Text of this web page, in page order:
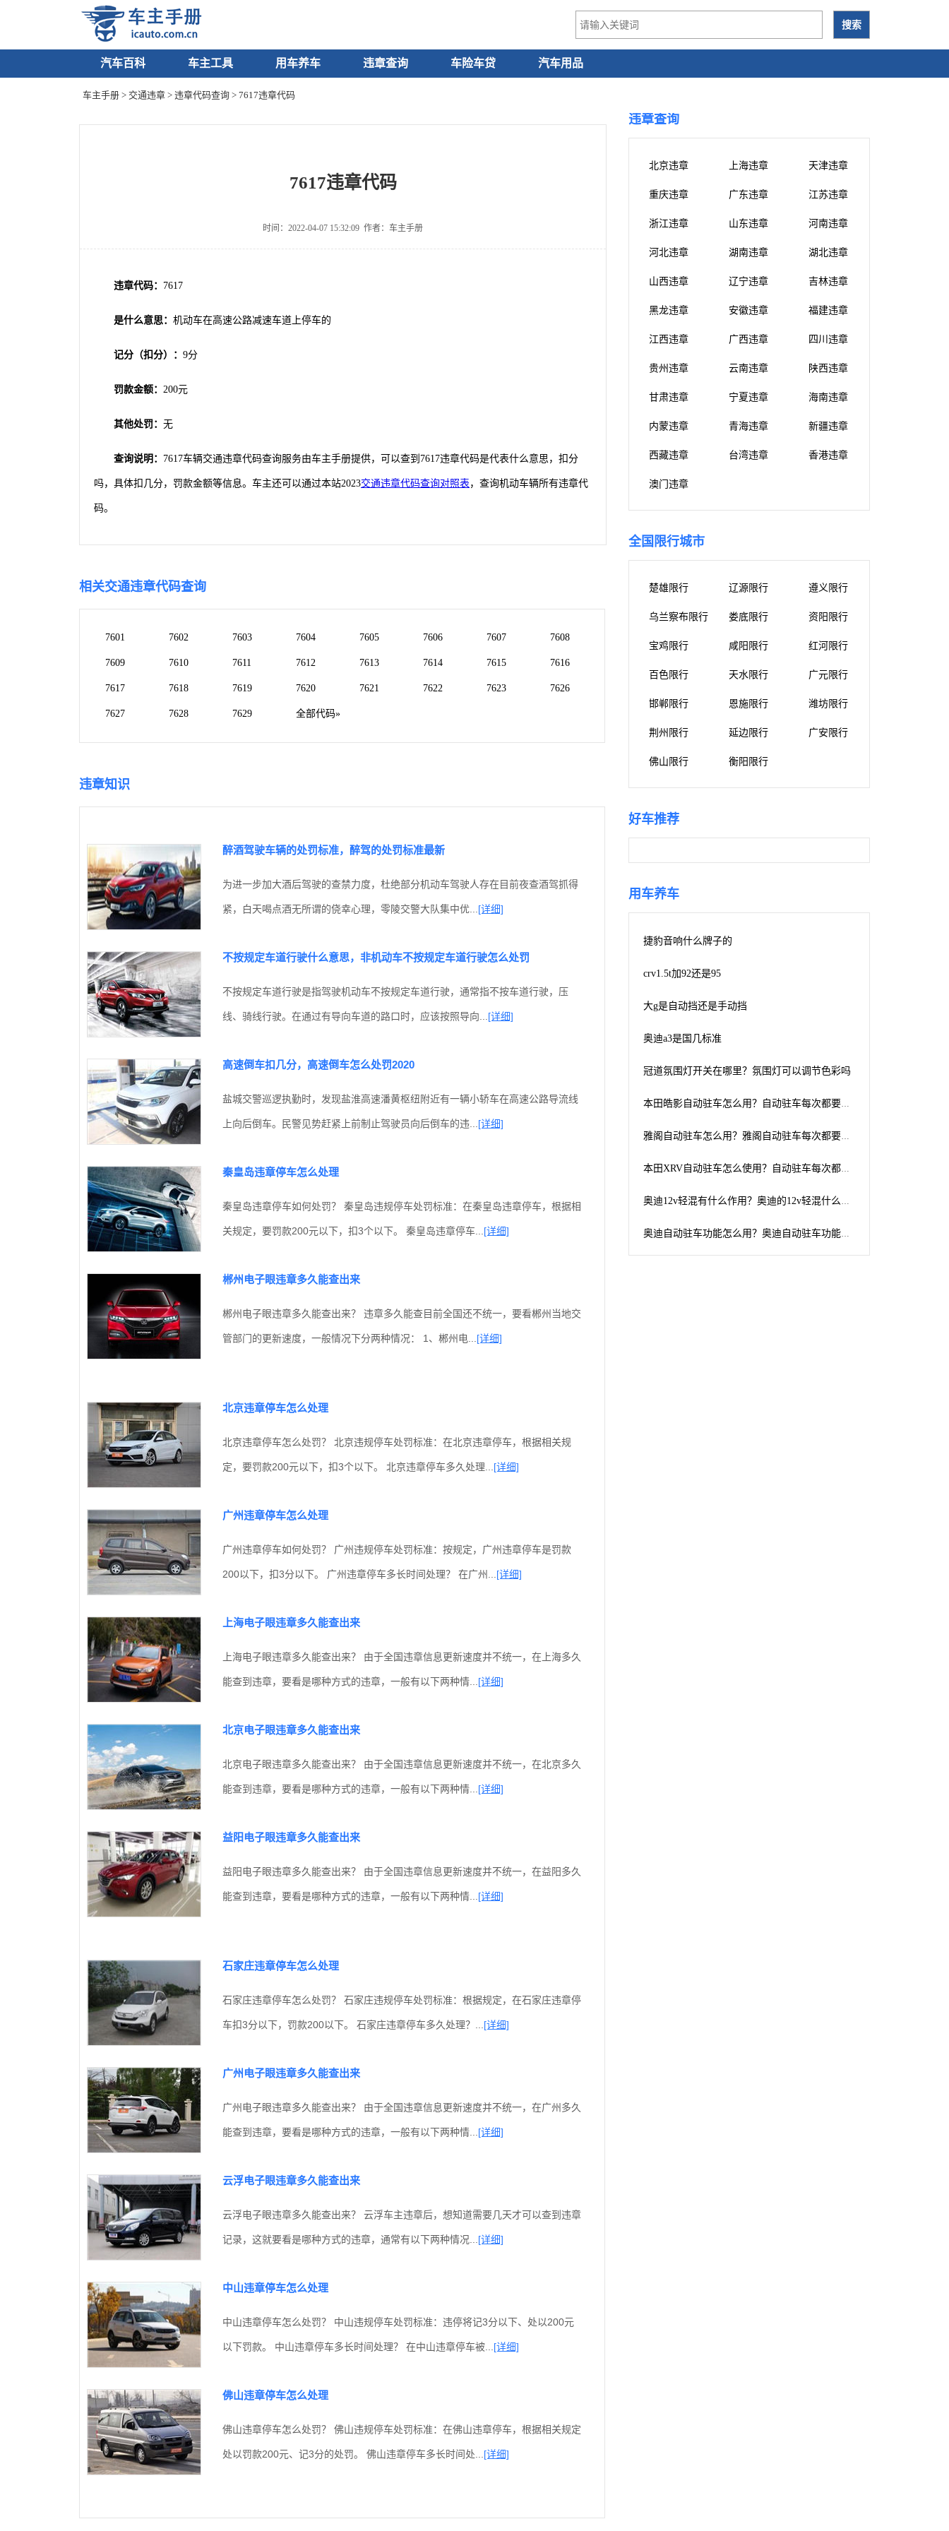
汽车百科 车主工具 用车养车 违章查询 车险车贷 汽车用品
车主手册 > 交通违章 > 违章代码查询 > 7617违章代码
7617违章代码
时间：2022-04-07 15:32:09 作者：车主手册
违章代码： 7617
是什么意思： 机动车在高速公路减速车道上停车的
记分（扣分）： 9分
罚款金额： 200元
其他处罚： 无
查询说明： 7617车辆交通违章代码查询服务由车主手册提供，可以查到7617违章代码是代表什么意思，扣分
吗，具体扣几分，罚款金额等信息。车主还可以通过本站2023交通违章代码查询对照表 ，查询机动车辆所有违章代
码。
相关交通违章代码查询
7601 7602 7603 7604 7605 7606 7607 7608
7609 7610 7611 7612 7613 7614 7615 7616
7617 7618 7619 7620 7621 7622 7623 7626
7627 7628 7629 全部代码»
违章知识
醉酒驾驶车辆的处罚标准，醉驾的处罚标准最新
为进一步加大酒后驾驶的查禁力度，杜绝部分机动车驾驶人存在目前夜查酒驾抓得
紧，白天喝点酒无所谓的侥幸心理，零陵交警大队集中优... [详细]
不按规定车道行驶什么意思，非机动车不按规定车道行驶怎么处罚
不按规定车道行驶是指驾驶机动车不按规定车道行驶，通常指不按车道行驶，压
线、骑线行驶。在通过有导向车道的路口时，应该按照导向... [详细]
高速倒车扣几分，高速倒车怎么处罚2020
盐城交警巡逻执勤时，发现盐淮高速潘黄枢纽附近有一辆小轿车在高速公路导流线
上向后倒车。民警见势赶紧上前制止驾驶员向后倒车的违... [详细]
秦皇岛违章停车怎么处理
秦皇岛违章停车如何处罚？ 秦皇岛违规停车处罚标准：在秦皇岛违章停车，根据相
关规定，要罚款200元以下，扣3个以下。 秦皇岛违章停车... [详细]
郴州电子眼违章多久能查出来
郴州电子眼违章多久能查出来？ 违章多久能查目前全国还不统一，要看郴州当地交
管部门的更新速度，一般情况下分两种情况： 1、郴州电... [详细]
北京违章停车怎么处理
北京违章停车怎么处罚？ 北京违规停车处罚标准：在北京违章停车，根据相关规
定，要罚款200元以下，扣3个以下。 北京违章停车多久处理... [详细]
广州违章停车怎么处理
广州违章停车如何处罚？ 广州违规停车处罚标准：按规定，广州违章停车是罚款
200以下，扣3分以下。 广州违章停车多长时间处理？ 在广州... [详细]
上海电子眼违章多久能查出来
上海电子眼违章多久能查出来？ 由于全国违章信息更新速度并不统一，在上海多久
能查到违章，要看是哪种方式的违章，一般有以下两种情... [详细]
北京电子眼违章多久能查出来
北京电子眼违章多久能查出来？ 由于全国违章信息更新速度并不统一，在北京多久
能查到违章，要看是哪种方式的违章，一般有以下两种情... [详细]
益阳电子眼违章多久能查出来
益阳电子眼违章多久能查出来？ 由于全国违章信息更新速度并不统一，在益阳多久
能查到违章，要看是哪种方式的违章，一般有以下两种情... [详细]
石家庄违章停车怎么处理
石家庄违章停车怎么处罚？ 石家庄违规停车处罚标准：根据规定，在石家庄违章停
车扣3分以下，罚款200以下。 石家庄违章停车多久处理？... [详细]
广州电子眼违章多久能查出来
广州电子眼违章多久能查出来？ 由于全国违章信息更新速度并不统一，在广州多久
能查到违章，要看是哪种方式的违章，一般有以下两种情... [详细]
云浮电子眼违章多久能查出来
云浮电子眼违章多久能查出来？ 云浮车主违章后，想知道需要几天才可以查到违章
记录，这就要看是哪种方式的违章，通常有以下两种情况... [详细]
中山违章停车怎么处理
中山违章停车怎么处罚？ 中山违规停车处罚标准：违停将记3分以下、处以200元
以下罚款。 中山违章停车多长时间处理？ 在中山违章停车被... [详细]
佛山违章停车怎么处理
佛山违章停车怎么处罚？ 佛山违规停车处罚标准：在佛山违章停车，根据相关规定
处以罚款200元、记3分的处罚。 佛山违章停车多长时间处... [详细]
违章查询
北京违章 上海违章 天津违章
重庆违章 广东违章 江苏违章
浙江违章 山东违章 河南违章
河北违章 湖南违章 湖北违章
山西违章 辽宁违章 吉林违章
黑龙违章 安徽违章 福建违章
江西违章 广西违章 四川违章
贵州违章 云南违章 陕西违章
甘肃违章 宁夏违章 海南违章
内蒙违章 青海违章 新疆违章
西藏违章 台湾违章 香港违章
澳门违章
全国限行城市
楚雄限行 辽源限行 遵义限行
乌兰察布限行 娄底限行 资阳限行
宝鸡限行 咸阳限行 红河限行
百色限行 天水限行 广元限行
邯郸限行 恩施限行 潍坊限行
荆州限行 延边限行 广安限行
佛山限行 衡阳限行
好车推荐
用车养车
捷豹音响什么牌子的
crv1.5t加92还是95
大g是自动挡还是手动挡
奥迪a3是国几标准
冠道氛围灯开关在哪里？氛围灯可以调节色彩吗
本田皓影自动驻车怎么用？自动驻车每次都要按吗
雅阁自动驻车怎么用？雅阁自动驻车每次都要按吗
本田XRV自动驻车怎么使用？自动驻车每次都要按吗
奥迪12v轻混有什么作用？奥迪的12v轻混什么时候介入
奥迪自动驻车功能怎么用？奥迪自动驻车功能的优缺点